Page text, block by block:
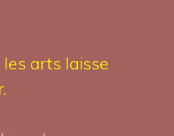
arts laisse